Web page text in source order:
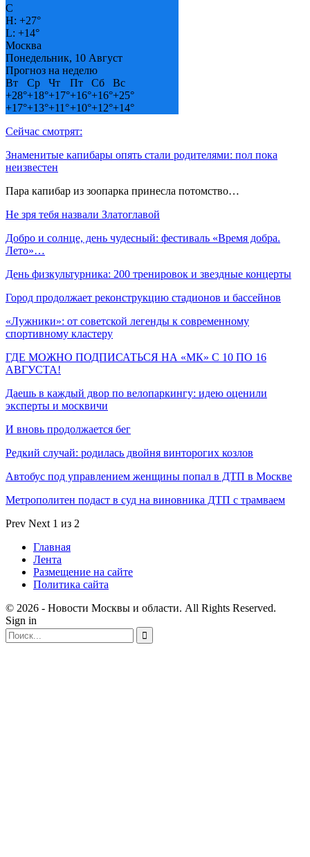
C
H: +27°
L: +14°
Москва
Понедельник, 10 Август
Прогноз на неделю
Вт
Ср Чт Пт Сб
Вс
+28°+18°+17°+16°+16°+25°
+17°+13°+11°+10°+12°+14°
Сейчас смотрят:
Знаменитые капибары опять стали родителями: пол пока
неизвестен
Пара капибар из зоопарка принесла потомство…
Не зря тебя назвали Златоглавой
Добро и солнце, день чудесный: фестиваль «Время добра.
Лето»…
День физкультурника: 200 тренировок и звездные концерты
Город продолжает реконструкцию стадионов и бассейнов
«Лужники»: от советской легенды к современному
спортивному кластеру
ГДЕ МОЖНО ПОДПИСАТЬСЯ НА «МК» С 10 ПО 16
АВГУСТА!
Даешь в каждый двор по велопаркингу: идею оценили
эксперты и москвичи
И вновь продолжается бег
Редкий случай: родилась двойня винторогих козлов
Автобус под управлением женщины попал в ДТП в Москве
Метрополитен подаст в суд на виновника ДТП с трамваем
Prev Next 1 из 2
Главная
Лента
Размещение на сайте
Политика сайта
© 2026 - Новости Москвы и области. All Rights Reserved.
Sign in